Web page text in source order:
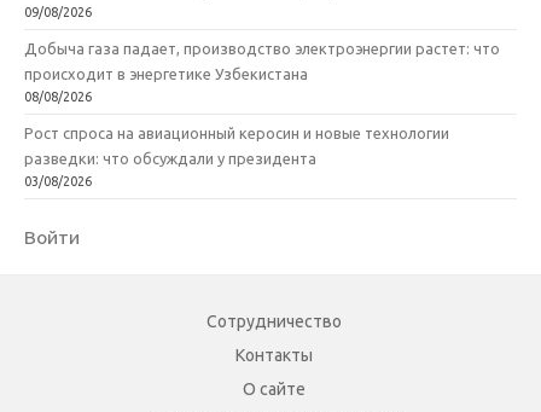
09/08/2026
Добыча газа падает, производство электроэнергии растет: что
происходит в энергетике Узбекистана
08/08/2026
Рост спроса на авиационный керосин и новые технологии
разведки: что обсуждали у президента
03/08/2026
Войти
Сотрудничество
Контакты
О сайте